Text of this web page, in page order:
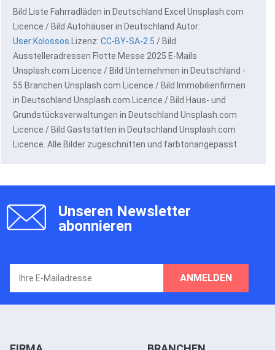
Bild Liste Fahrradläden in Deutschland Excel Unsplash.com
Licence / Bild Autohäuser in Deutschland Autor:
User:Kolossos Lizenz: CC-BY-SA-2.5 / Bild
Ausstelleradressen Flotte Messe 2025 E-Mails
Unsplash.com Licence / Bild Unternehmen in Deutschland -
55 Branchen Unsplash.com Licence / Bild Immobilienfirmen
in Deutschland Unsplash.com Licence / Bild Haus- und
Grundstücksverwaltungen in Deutschland Unsplash.com
Licence / Bild Gaststätten in Deutschland Unsplash.com
Licence. Alle Bilder zugeschnitten und farbtonangepasst.
Unseren Newsletter
abonnieren
ANMELDEN